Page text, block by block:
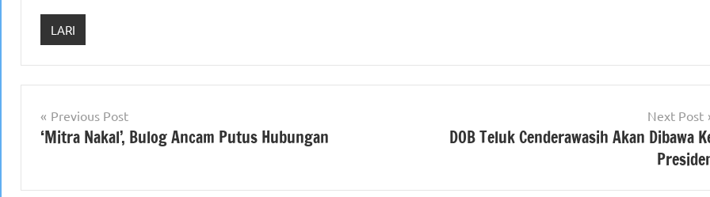
LARI
Navigasi
pos
Previous Post
‘Mitra Nakal’, Bulog Ancam Putus Hubungan
Next Post
DOB Teluk Cenderawasih Akan Dibawa